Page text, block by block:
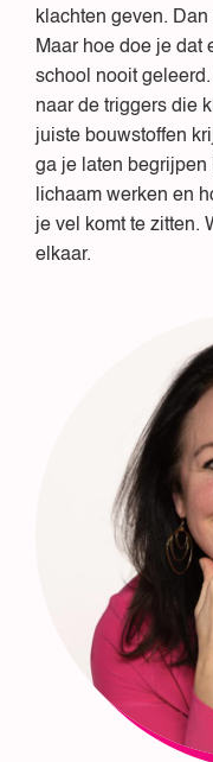
klachten geven.
Maar hoe doe je dat
school nooit
naar de triggers die
juiste bouwstoffen
ga je laten begrijpen
lichaam werken en
je vel komt te zitten.
elkaar.